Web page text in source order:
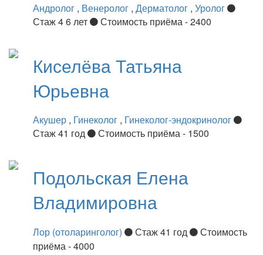
Андролог , Венеролог , Дерматолог , Уролог
Стаж 4 6 лет
Стоимость приёма - 2400
КиселёваТатьяна
Юрьевна
Акушер , Гинеколог , Гинеколог-эндокринолог
Стаж 41 год
Стоимость приёма - 1500
Подольская Елена
Владимировна
Лор (отоларинголог) Стаж 41 год
Стоимость
приёма - 4000